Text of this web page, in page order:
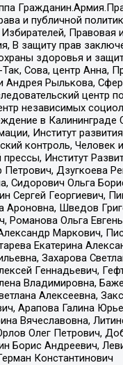
и публичной
В защиту прав
здоровья и
Так, Сова, центр
Андрея Рылькова,
центр
независимых
в
Институт
контроль,
прессы, Институт
Дзугкоева
Сидорович Ольга
Сергей Георгиевич,
Шведов
Романова Ольга
Маркович,
Екатерина
Захарова
Геннадьевич,
Владимировна,
Алексеевна,
Арапова Галина
Вячеславовна,
Олег Петрович,
Борис Андреевич,
Константинович